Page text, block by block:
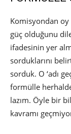
Komisyondan
güç olduğunu
ifadesinin yer
sorduklarını
sorduk. O ‘adı
formülle
lazım. Öyle bir
kavramı